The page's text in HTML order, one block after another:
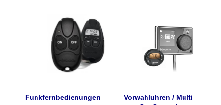
Funkfernbedienungen
Vorwahluhren / Multi